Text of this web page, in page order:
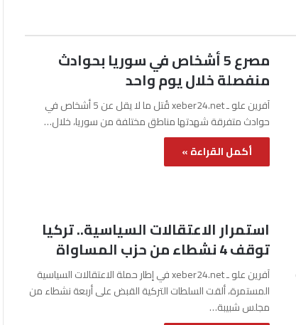
مصرع 5 أشخاص في سوريا بحوادث
منفصلة خلال يوم واحد
آفرين علو ـ xeber24.net قُتل ما لا يقل عن 5 أشخاص في
حوادث متفرقة شهدتها مناطق مختلفة من سوريا، خلال…
أكمل القراءة »
استمرار الاعتقالات السياسية.. تركيا
توقف 4 نشطاء من حزب المساواة
آفرين علو ـ xeber24.net في إطار حملة الاعتقالات السياسية
المستمرة، ألقت السلطات التركية القبض على أربعة نشطاء من
مجلس شبيبة…